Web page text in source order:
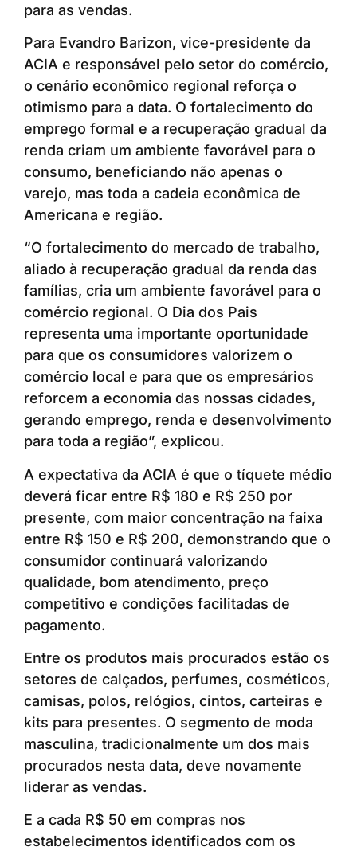
para as vendas.
Para Evandro Barizon, vice-presidente da
ACIA e responsável pelo setor do comércio,
o cenário econômico regional reforça o
otimismo para a data. O fortalecimento do
emprego formal e a recuperação gradual da
renda criam um ambiente favorável para o
consumo, beneficiando não apenas o
varejo, mas toda a cadeia econômica de
Americana e região.
“O fortalecimento do mercado de trabalho,
aliado à recuperação gradual da renda das
famílias, cria um ambiente favorável para o
comércio regional. O Dia dos Pais
representa uma importante oportunidade
para que os consumidores valorizem o
comércio local e para que os empresários
reforcem a economia das nossas cidades,
gerando emprego, renda e desenvolvimento
para toda a região”, explicou.
A expectativa da ACIA é que o tíquete médio
deverá ficar entre R$ 180 e R$ 250 por
presente, com maior concentração na faixa
entre R$ 150 e R$ 200, demonstrando que o
consumidor continuará valorizando
qualidade, bom atendimento, preço
competitivo e condições facilitadas de
pagamento.
Entre os produtos mais procurados estão os
setores de calçados, perfumes, cosméticos,
camisas, polos, relógios, cintos, carteiras e
kits para presentes. O segmento de moda
masculina, tradicionalmente um dos mais
procurados nesta data, deve novamente
liderar as vendas.
E a cada R$ 50 em compras nos
estabelecimentos identificados com os